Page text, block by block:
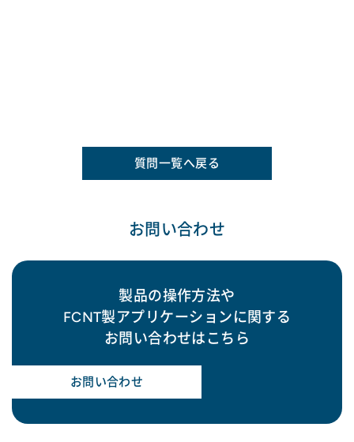
質問一覧へ戻る
お問い合わせ
製品の操作方法や
FCNT製アプリケーションに関する
お問い合わせはこちら
お問い合わせ